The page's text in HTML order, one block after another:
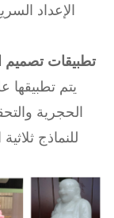
الإعداد
5) تطبيقات
يتم تطبيقها
الحجرية
للنماذج